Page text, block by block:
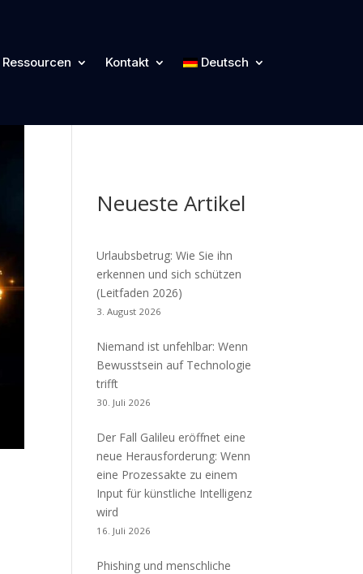
Ressourcen Kontakt Deutsch
Kategorien
Neueste Artikel
Urlaubsbetrug: Wie Sie ihn
erkennen und sich schützen
(Leitfaden 2026)
3. August 2026
Niemand ist unfehlbar: Wenn
Bewusstsein auf Technologie
trifft
30. Juli 2026
Der Fall Galileu eröffnet eine
neue Herausforderung: Wenn
eine Prozessakte zu einem
Input für künstliche Intelligenz
wird
16. Juli 2026
Phishing und menschliche